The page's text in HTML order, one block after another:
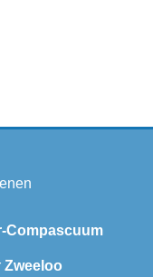
Compascuum
Zweeloo